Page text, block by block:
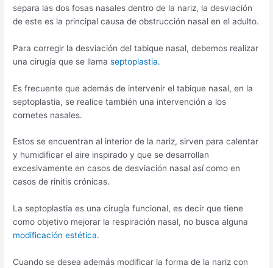
separa las dos fosas nasales dentro de la nariz, la desviación
de este es la principal causa de obstrucción nasal en el adulto.
Para corregir la desviación del tabique nasal, debemos realizar
una cirugía que se llamaseptoplastia.
Es frecuente que además de intervenir el tabique nasal, en la
septoplastia, se realice también una intervención a los
cornetes nasales.
Estos se encuentran al interior de la nariz, sirven para calentar
y humidificar el aire inspirado y que se desarrollan
excesivamente en casos de desviación nasal así como en
casos de rinitis crónicas.
La septoplastia es una cirugía funcional, es decir que tiene
como objetivo mejorar la respiración nasal, no busca alguna
modificación estética.
Cuando se desea además modificar la forma de la nariz con